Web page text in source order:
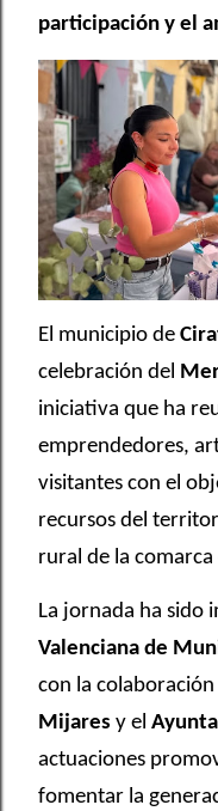
participación y el
El municipio de
celebración del
iniciativa que ha
emprendedores,
visitantes con el
recursos del
rural de la comarca
La jornada ha sido
Valenciana de
con la colaboración
Mijares y el
actuaciones
fomentar la